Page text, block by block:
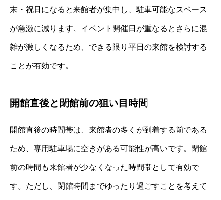
末・祝日になると来館者が集中し、駐車可能なスペース
が急激に減ります。イベント開催日が重なるとさらに混
雑が激しくなるため、できる限り平日の来館を検討する
ことが有効です。
開館直後と閉館前の狙い目時間
開館直後の時間帯は、来館者の多くが到着する前である
ため、専用駐車場に空きがある可能性が高いです。閉館
前の時間も来館者が少なくなった時間帯として有効で
す。ただし、閉館時間までゆったり過ごすことを考えて